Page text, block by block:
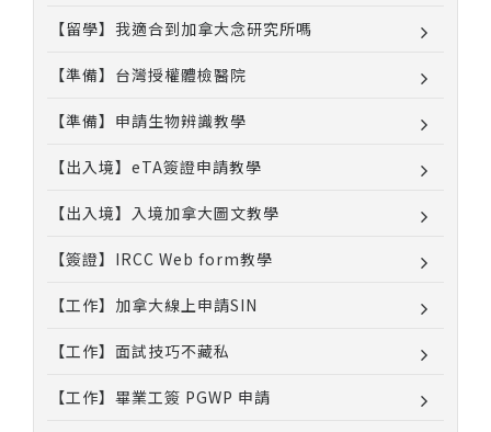
【留學】我適合到加拿大念研究所嗎
【準備】台灣授權體檢醫院
【準備】申請生物辨識教學
【出入境】eTA簽證申請教學
【出入境】入境加拿大圖文教學
【簽證】IRCC Web form教學
【工作】加拿大線上申請SIN
【工作】面試技巧不藏私
【工作】畢業工簽 PGWP 申請